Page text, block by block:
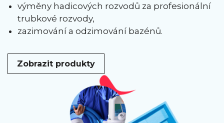
výměny hadicových rozvodů za profesionální
trubkové rozvody,
zazimování a odzimování bazénů.
Zobrazit produkty